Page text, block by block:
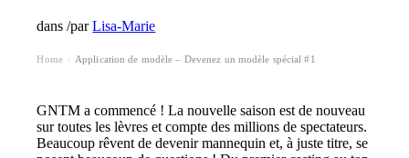
dans/parLisa-Marie
Home Application de modèle – Devenez un modèle spécial #1
GNTM a commencé ! La nouvelle saison est de nouveau
sur toutes les lèvres et compte des millions de spectateurs.
Beaucoup rêvent de devenir mannequin et, à juste titre, se